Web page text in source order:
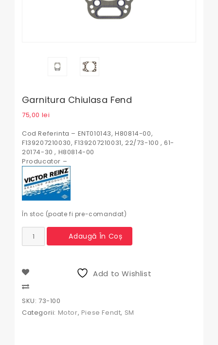
Garnitura Chiulasa Fend
75,00 lei
Cod Referinta – ENT010143, H80814-00,
F139207210030, F139207210031, 22/73-100 , 61-
20174-30 , H80814-00
Producator –
În stoc (poate fi pre-comandat)
Cantitate
Garnitura
Adaugă În Coș
Add to Wishlist
SKU: 73-100
Categorii: Motor, Piese Fendt, SM